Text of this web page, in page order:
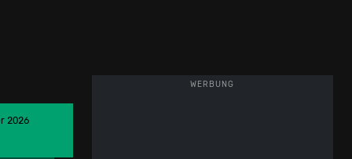
WERBUNG
2026